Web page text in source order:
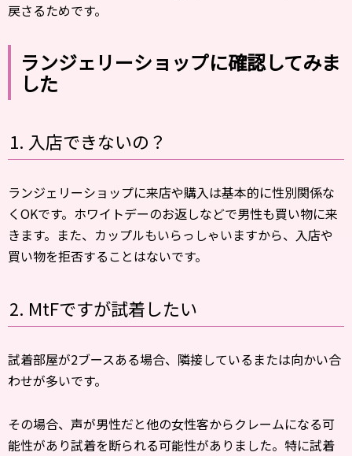
戻さるためです。
ランジェリーショップに確認してみま
した
1. 入店できないの？
ランジェリーショップに来店や購入は基本的に性別関係な
くOKです。ホワイトデーのお返しなどで男性も買い物に来
きます。また、カップルもいらっしゃいますから、入店や
買い物を拒否することはないです。
2. MtFですが試着したい
試着部屋が2ブースある場合、隣接しているまたは向かい合
わせが多いです。
その場合、声が男性だと他の女性客からクレームになる可
能性があり試着を断られる可能性がありました。特に試着